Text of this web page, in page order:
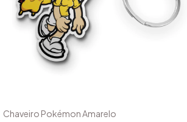
Chaveiro Pokémon Amarelo